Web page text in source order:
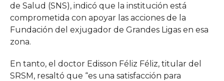
de Salud (SNS), indicó que la institución está
comprometida con apoyar las acciones de la
Fundación del exjugador de Grandes Ligas en esa
zona.
En tanto, el doctor Edisson Féliz Féliz, titular del
SRSM, resaltó que “es una satisfacción para